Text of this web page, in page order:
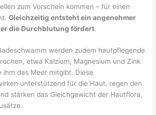
zum Vorschein kommen – für einen
Gleichzeitig entsteht ein angenehmer
die Durchblutung fördert.
werden zudem hautpflegende
etwa Kalzium, Magnesium und Zink
ihm das Meer mitgibt. Diese
unterstützend für die Haut, regen den
stärken das Gleichgewicht der Hautflora,